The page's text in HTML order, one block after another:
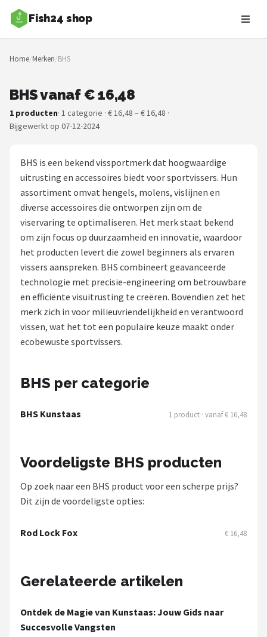
Fish24 shop
Zoeken
NAVIGATIE
Merken
Hengelsoorten
Hengels
Molens
Dobbers
Kunstaas
Shop
POPULAIRE MERKEN
Rapala
PB Products
Fox Rage
Mikado
Home/Merken/BHS
BHS vanaf € 16,48
1 producten· 1 categorie · € 16,48 – € 16,48 ·
Bijgewerkt op 07-12-2024
BHS is een bekend vissportmerk dat hoogwaardige
uitrusting en accessoires biedt voor sportvissers. Hun
assortiment omvat hengels, molens, vislijnen en
diverse accessoires die ontworpen zijn om de
viservaring te optimaliseren. Het merk staat bekend
om zijn focus op duurzaamheid en innovatie, waardoor
het producten levert die zowel beginners als ervaren
vissers aanspreken. BHS combineert geavanceerde
technologie met precisie-engineering om betrouwbare
en efficiënte visuitrusting te creëren. Bovendien zet het
merk zich in voor milieuvriendelijkheid en verantwoord
vissen, wat het tot een populaire keuze maakt onder
ecobewuste sportvissers.
BHS per categorie
BHS Kunstaas 1 product · vanaf € 16,48
Voordeligste BHS producten
Op zoek naar een BHS product voor een scherpe prijs?
Dit zijn de voordeligste opties:
Rod Lock Fox € 16,48
Gerelateerde artikelen
Ontdek de Magie van Kunstaas: Jouw Gids naar
Succesvolle Vangsten